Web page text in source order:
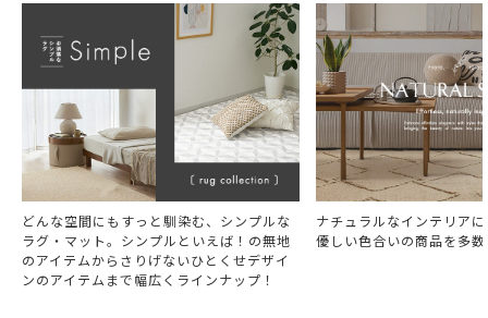
どんな空間にもすっと馴染む、シンプルな
ラグ・マット。シンプルといえば！の無地
のアイテムからさりげないひとくせデザイ
ンのアイテムまで幅広くラインナップ！
ナチュラルなインテリア
優しい色合いの商品を多